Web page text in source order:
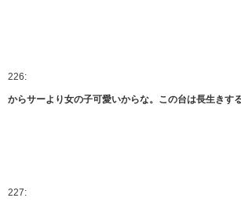
226:
からサーより女の子可愛いからな。この台は長生きす
227: